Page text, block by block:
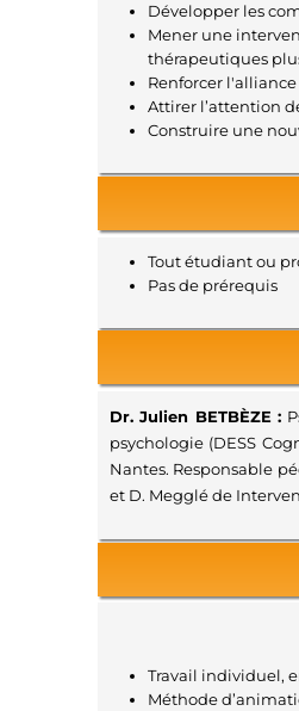
Développer les
Mener une
thérapeutiques
Renforcer
Attirer l’attention
Construire une
Tout étudiant ou
Pas de prérequis
Dr. Julien BETBÈZE :
psychologie (DESS
Nantes. Responsable
et D. Megglé de
Travail individuel,
Méthode